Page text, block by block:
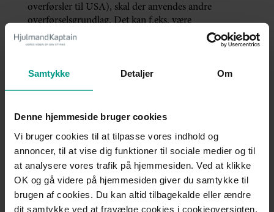
Samtykke Detaljer Om
Denne hjemmeside bruger cookies
Vi bruger cookies til at tilpasse vores indhold og
annoncer, til at vise dig funktioner til sociale medier og til
at analysere vores trafik på hjemmesiden. Ved at klikke
OK og gå videre på hjemmesiden giver du samtykke til
brugen af cookies. Du kan altid tilbagekalde eller ændre
dit samtykke ved at fravælge cookies i cookieoversigten,
overførsler til USA), skal der anvendes andre
overførselsgrundlag. Det kan f.eks. være
standardkontraktbestemmelser (SCC) for at dokumentere
det nødvendige sikkerhedsniveau.
Vil du vide mere om tredjelandsoverførsler, kan du læse
HjulmandKaptains databeskyttelsesteams guide til, hvad du
love og praksis (f.eks. love om myndigheders adgang til
data) kan underminere effektiviteten af de anvendte
sikkerhedsforanstaltninger.
Det gør du ved at udarbejde en Transfer Impact Assessment
(TIA). Du finder vejledning til, hvordan du udarbejder en